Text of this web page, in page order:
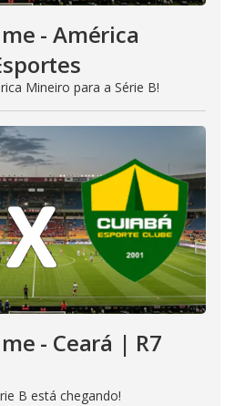
- América
Mineiro para a Série B!
- Ceará | R7
B está chegando!